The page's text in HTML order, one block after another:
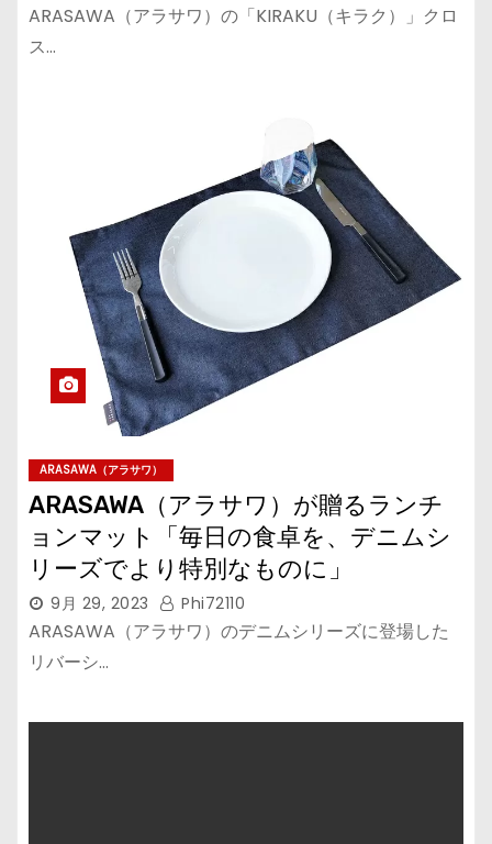
ARASAWA（アラサワ）の「KIRAKU（キラク）」クロ
ス…
ARASAWA（アラサワ）
ARASAWA（アラサワ）が贈るランチ
ョンマット「毎日の食卓を、デニムシ
リーズでより特別なものに」
9月 29, 2023 Phi72110
ARASAWA（アラサワ）のデニムシリーズに登場した
リバーシ…